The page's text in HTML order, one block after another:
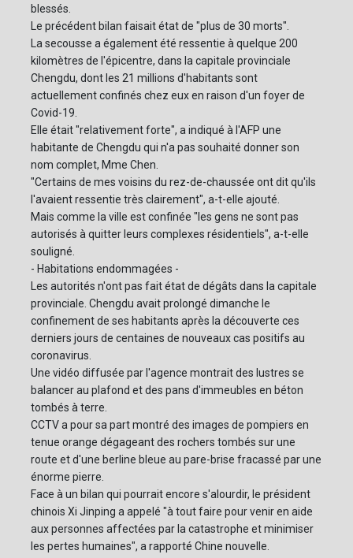
blessés.
Le précédent bilan faisait état de "plus de 30 morts".
La secousse a également été ressentie à quelque 200
kilomètres de l'épicentre, dans la capitale provinciale
Chengdu, dont les 21 millions d'habitants sont
actuellement confinés chez eux en raison d'un foyer de
Covid-19.
Elle était "relativement forte", a indiqué à l'AFP une
habitante de Chengdu qui n'a pas souhaité donner son
nom complet, Mme Chen.
"Certains de mes voisins du rez-de-chaussée ont dit qu'ils
l'avaient ressentie très clairement", a-t-elle ajouté.
Mais comme la ville est confinée "les gens ne sont pas
autorisés à quitter leurs complexes résidentiels", a-t-elle
souligné.
- Habitations endommagées -
Les autorités n'ont pas fait état de dégâts dans la capitale
provinciale. Chengdu avait prolongé dimanche le
confinement de ses habitants après la découverte ces
derniers jours de centaines de nouveaux cas positifs au
coronavirus.
Une vidéo diffusée par l'agence montrait des lustres se
balancer au plafond et des pans d'immeubles en béton
tombés à terre.
CCTV a pour sa part montré des images de pompiers en
tenue orange dégageant des rochers tombés sur une
route et d'une berline bleue au pare-brise fracassé par une
énorme pierre.
Face à un bilan qui pourrait encore s'alourdir, le président
chinois Xi Jinping a appelé "à tout faire pour venir en aide
aux personnes affectées par la catastrophe et minimiser
les pertes humaines", a rapporté Chine nouvelle.